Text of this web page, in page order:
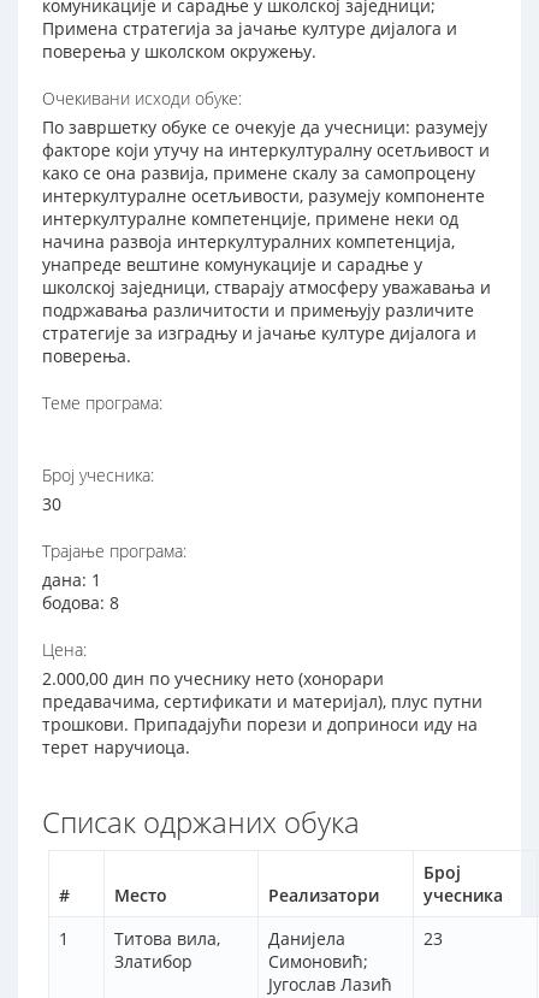
комуникације и сарадње у школској заједници;
Примена стратегија за јачање културе дијалога и
поверења у школском окружењу.
Очекивани исходи обуке:
По завршетку обуке се очекује да учесници: разумеју
факторе који утучу на интеркултуралну осетљивост и
како се она развија, примене скалу за самопроцену
интеркултуралне осетљивости, разумеју компоненте
интеркултуралне компетенције, примене неки од
начина развоја интеркултуралних компетенција,
унапреде вештине комунукације и сарадње у
школској заједници, стварају атмосферу уважавања и
подржавања различитости и примењују различите
стратегије за изградњу и јачање културе дијалога и
поверења.
Теме програма:
Број учесника:
30
Трајање програма:
дана: 1
бодова: 8
Цена:
2.000,00 дин по учеснику нето (хонорари
предавачима, сертификати и материјал), плус путни
трошкови. Припадајући порези и доприноси иду на
терет наручиоца.
Списак одржаних обука
# Место Реализатори
Број
учесника
1
Титова вила,
Златибор
Данијела
Симоновић;
Југослав Лазић
23